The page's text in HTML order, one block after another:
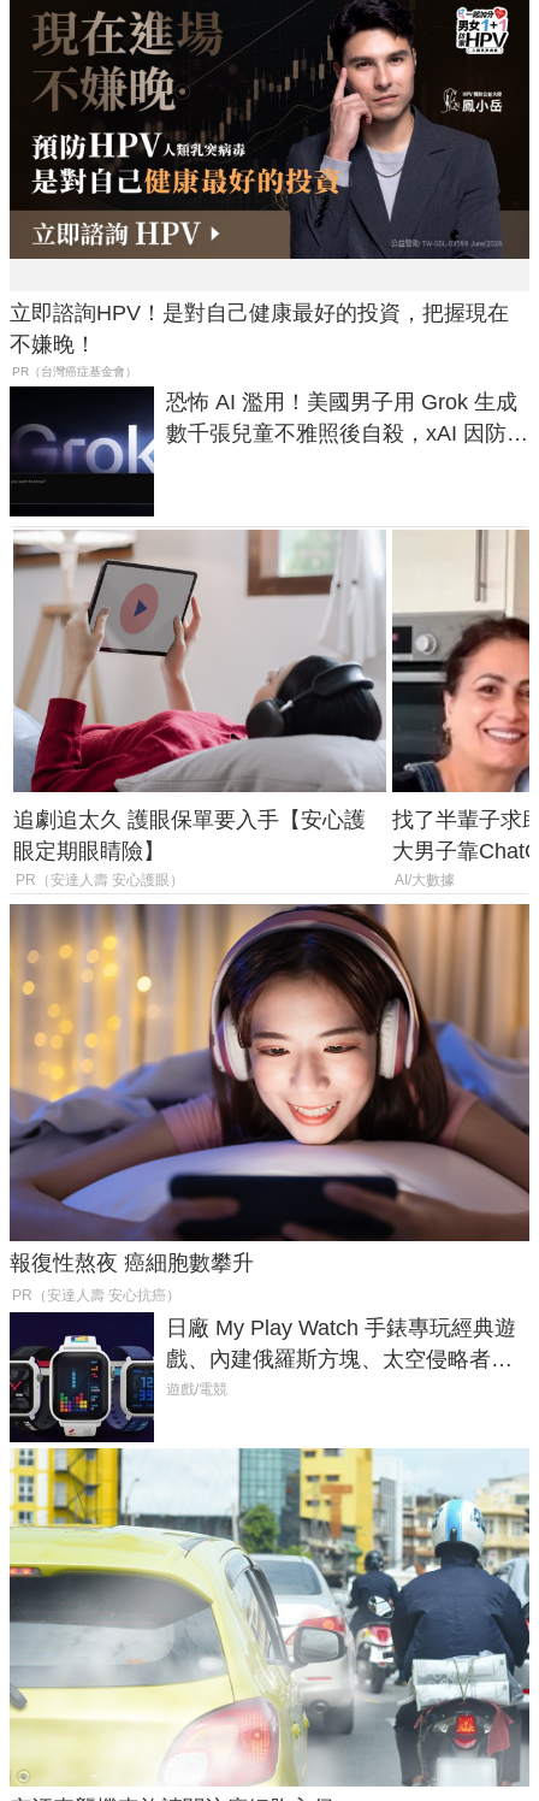
立即諮詢HPV！是對自己健康最好的投資，把握現在
不嫌晚！
PR（台灣癌症基金會）
恐怖 AI 濫用！美國男子用 Grok 生成
數千張兒童不雅照後自殺，xAI 因防護
追劇追太久 護眼保單要入手【安心護
眼定期眼睛險】
PR（安達人壽 安心護眼）
找了半輩子求
大男子靠
年家人
AI/大數據
報復性熬夜 癌細胞數攀升
PR（安達人壽 安心抗癌）
日廠 My Play Watch 手錶專玩經典遊
戲、內建俄羅斯方塊、太空侵略者，
不過竟然不能連手機？
遊戲/電競